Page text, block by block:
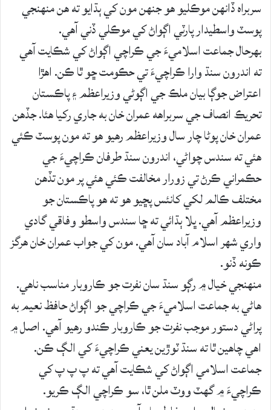
سربراه ڏانهن موڪليو هو جنهن مون کي ٻڌايو ته هن منهنجي
پوسٽ واسطيدار پارٽي اڳواڻ کي موڪلي ڏني آھي.
بهرحال جماعت اسلاميءَ جي ڪراچي اڳواڻ کي شڪايت آھي
ته اندرون سنڌ وارا ڪراچيءَ تي حڪومت ڇو ٿا ڪن. اهڙا
اعتراض جوڳا بيان ملڪ جي اڳوڻي وزيراعظم ۽ پاڪستان
تحريڪ انصاف جي سربراهه عمران خان به جاري رکيا هئا. جڏهن
عمران خان پوڻا چار سال وزيراعظم رهيو هو ته مون پوسٽ ڪئي
هئي ته سندس چواڻي، اندرون سنڌ طرفان ڪراچيءَ جي
حڪمراني ڪرڻ تي زورار مخالفت ڪئي هئي پر مون تڏهن
مختلف ڪالم لکي کانئس پڇيو هو ته هو پاڪستان جو
وزيراعظم آھي. ڀلا ٻڌائي ته ڇا سندس واسطو وفاقي گادي
واري شھر اسلام آباد سان آھي. مون کي جواب عمران خان هرگز
ڪونه ڏنو.
منهنجي خيال ۾ رڳو سنڌ سان نفرت جو ڪاروبار مناسب ناهي.
هاڻي به جماعت اسلاميءَ جي ڪراچي جو اڳواڻ حافظ نعيم به
پراڻي دستور موجب نفرت جو ڪاروبار ڪندو رهيو آھي. اصل ۾
اهي چاهين ٿا ته سنڌ ٽوڙين يعني ڪراچيءَ کي الڳ ڪن.
جماعت اسلامي اڳواڻ کي شڪايت آھي ته پ پ پ کي
ڪراچيءَ ۾ گهٽ ووٽ ملن ٿا، سو ڪراچي الڳ ڪريو.